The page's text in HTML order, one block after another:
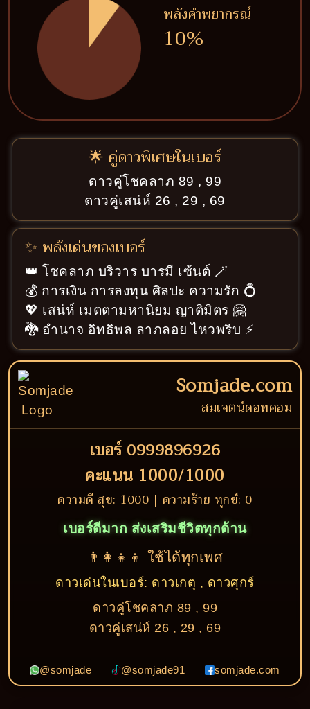
พลังคำพยากรณ์
10%
🌟 คู่ดาวพิเศษในเบอร์
ดาวคู่โชคลาภ 89 , 99
ดาวคู่เสน่ห์ 26 , 29 , 69
✨ พลังเด่นของเบอร์
👑 โชคลาภ บริวาร บารมี เซ้นต์ 🪄
💰 การเงิน การลงทุน ศิลปะ ความรัก 💍
💖 เสน่ห์ เมตตามหานิยม ญาติมิตร 🤗
🐉 อำนาจ อิทธิพล ลาภลอย ไหวพริบ ⚡
Somjade.com
สมเจตน์ดอทคอม
เบอร์ 0999896926
คะแนน 1000/1000
ความดี สุข: 1000 | ความร้าย ทุกข์: 0
เบอร์ดีมาก ส่งเสริมชีวิตทุกด้าน
👨‍👩‍👧‍👦 ใช้ได้ทุกเพศ
ดาวเด่นในเบอร์: ดาวเกตุ , ดาวศุกร์
ดาวคู่โชคลาภ 89 , 99
ดาวคู่เสน่ห์ 26 , 29 , 69
@somjade @somjade91 somjade.com